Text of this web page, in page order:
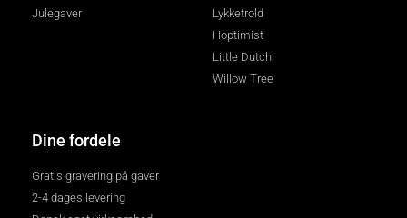
Julegaver
Lykketrold
Hoptimist
Little Dutch
Willow Tree
Dine fordele
Gratis gravering på gaver
2-4 dages levering